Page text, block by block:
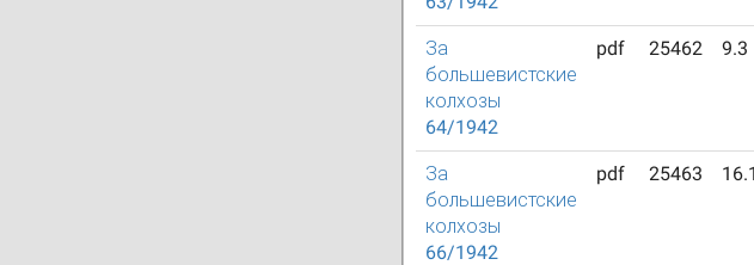
За
большевистские
колхозы
64/1942
pdf 25462 9.3
За
большевистские
колхозы
66/1942
pdf 25463 16.1